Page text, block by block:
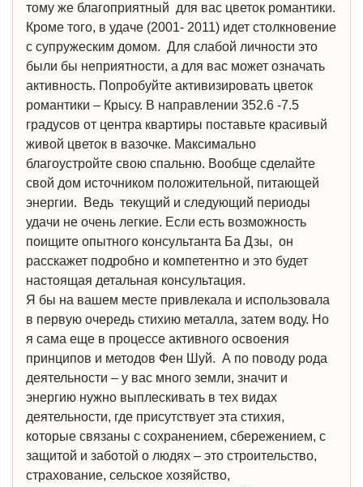
тому же благоприятный для вас цветок романтики.
Кроме того, в удаче (2001- 2011) идет столкновение
с супружеским домом. Для слабой личности это
были бы неприятности, а для вас может означать
активность. Попробуйте активизировать цветок
романтики – Крысу. В направлении 352.6 -7.5
градусов от центра квартиры поставьте красивый
живой цветок в вазочке. Максимально
благоустройте свою спальню. Вообще сделайте
свой дом источником положительной, питающей
энергии. Ведь текущий и следующий периоды
удачи не очень легкие. Если есть возможность
поищите опытного консультанта Ба Дзы, он
расскажет подробно и компетентно и это будет
настоящая детальная консультация.
Я бы на вашем месте привлекала и использовала
в первую очередь стихию металла, затем воду. Но
я сама еще в процессе активного освоения
принципов и методов Фен Шуй. А по поводу рода
деятельности – у вас много земли, значит и
энергию нужно выплескивать в тех видах
деятельности, где присутствует эта стихия,
которые связаны с сохранением, сбережением, с
защитой и заботой о людях – это строительство,
страхование, сельское хозяйство,